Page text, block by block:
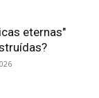
eternas"